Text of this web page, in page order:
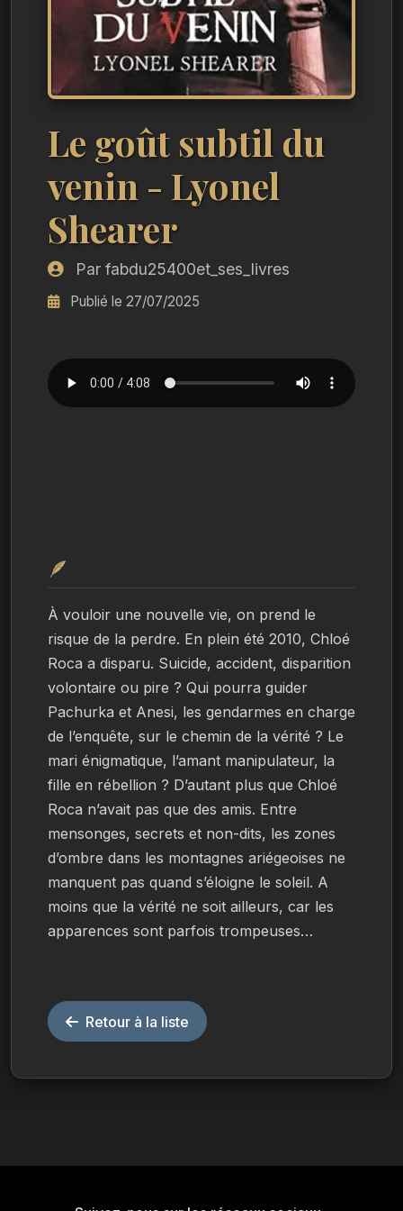
Le goût subtil du
venin - Lyonel
Shearer
Par fabdu25400et_ses_livres
Publié le 27/07/2025
🪶
À vouloir une nouvelle vie, on prend le
risque de la perdre. En plein été 2010, Chloé
Roca a disparu. Suicide, accident, disparition
volontaire ou pire ? Qui pourra guider
Pachurka et Anesi, les gendarmes en charge
de l’enquête, sur le chemin de la vérité ? Le
mari énigmatique, l’amant manipulateur, la
fille en rébellion ? D’autant plus que Chloé
Roca n’avait pas que des amis. Entre
mensonges, secrets et non-dits, les zones
d’ombre dans les montagnes ariégeoises ne
manquent pas quand s’éloigne le soleil. A
moins que la vérité ne soit ailleurs, car les
apparences sont parfois trompeuses…
Retour à la liste